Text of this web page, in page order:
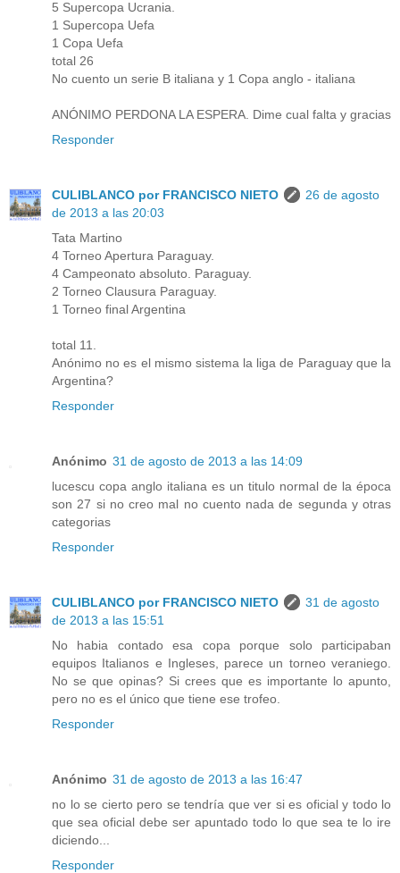
5 Supercopa Ucrania.
1 Supercopa Uefa
1 Copa Uefa
total 26
No cuento un serie B italiana y 1 Copa anglo - italiana
ANÓNIMO PERDONA LA ESPERA. Dime cual falta y gracias
Responder
CULIBLANCO por FRANCISCO NIETO
26 de agosto
de 2013 a las 20:03
Tata Martino
4 Torneo Apertura Paraguay.
4 Campeonato absoluto. Paraguay.
2 Torneo Clausura Paraguay.
1 Torneo final Argentina
total 11.
Anónimo no es el mismo sistema la liga de Paraguay que la
Argentina?
Responder
Anónimo 31 de agosto de 2013 a las 14:09
lucescu copa anglo italiana es un titulo normal de la época
son 27 si no creo mal no cuento nada de segunda y otras
categorias
Responder
CULIBLANCO por FRANCISCO NIETO
31 de agosto
de 2013 a las 15:51
No habia contado esa copa porque solo participaban
equipos Italianos e Ingleses, parece un torneo veraniego.
No se que opinas? Si crees que es importante lo apunto,
pero no es el único que tiene ese trofeo.
Responder
Anónimo 31 de agosto de 2013 a las 16:47
no lo se cierto pero se tendría que ver si es oficial y todo lo
que sea oficial debe ser apuntado todo lo que sea te lo ire
diciendo...
Responder